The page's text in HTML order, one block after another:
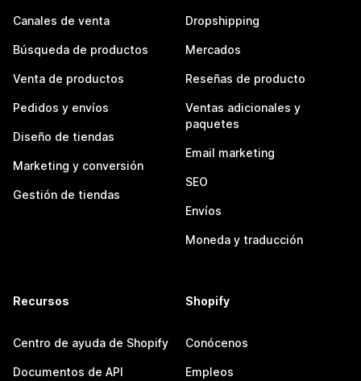
Canales de venta
Búsqueda de productos
Venta de productos
Pedidos y envíos
Diseño de tiendas
Marketing y conversión
Gestión de tiendas
Dropshipping
Mercados
Reseñas de producto
Ventas adicionales y
paquetes
Email marketing
SEO
Envíos
Moneda y traducción
Recursos
Centro de ayuda de Shopify
Documentos de API
Shopify
Conócenos
Empleos